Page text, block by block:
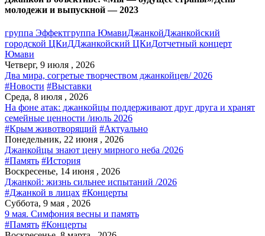
молодежи и выпускной — 2023
группа Эффектгруппа ЮмавиДжанкойДжанкойский
городской ЦКиДДжанкойский ЦКиДотчетный концерт
Юмави
Четверг, 9 июля , 2026
Два мира, согретые творчеством джанкойцев/ 2026
#Новости #Выставки
Среда, 8 июля , 2026
На фоне атак: джанкойцы поддерживают друг друга и хранят
семейные ценности /июль 2026
#Крым животворящий #Актуально
Понедельник, 22 июня , 2026
Джанкойцы знают цену мирного неба /2026
#Память #История
Воскресенье, 14 июня , 2026
Джанкой: жизнь сильнее испытаний /2026
#Джанкой в лицах #Концерты
Суббота, 9 мая , 2026
9 мая. Симфония весны и память
#Память #Концерты